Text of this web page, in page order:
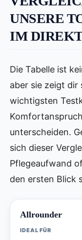
UNSERE
IM
Die Tabelle ist
aber sie zeigt dir
wichtigsten
unterscheiden.
sich dieser
Pflegeaufwand
den ersten Blick
Allrounder
IDEAL FÜR